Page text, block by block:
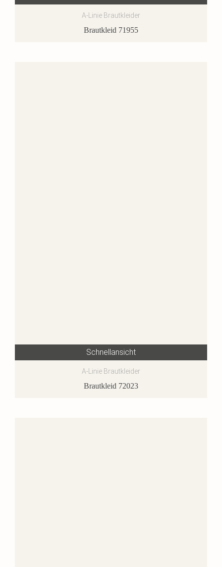
A-Linie Brautkleider
Brautkleid 71955
Schnellansicht
A-Linie Brautkleider
Brautkleid 72023